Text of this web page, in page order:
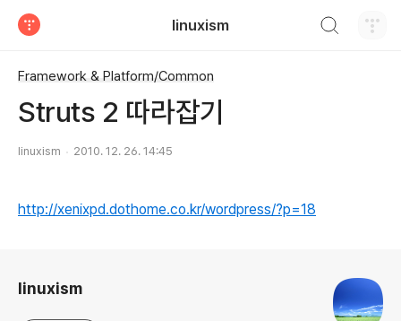
linuxism
Framework & Platform/Common
Struts 2 따라잡기
linuxism 2010. 12. 26. 14:45
http://xenixpd.dothome.co.kr/wordpress/?p=18
linuxism